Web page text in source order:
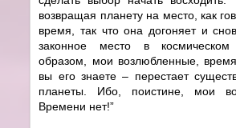
возвращая планету на место, как
время, так что она догоняет и
законное место в
образом, мои возлюбленные,
вы его знаете – перестает
планеты. Ибо, поистине, мои
Времени нет!”